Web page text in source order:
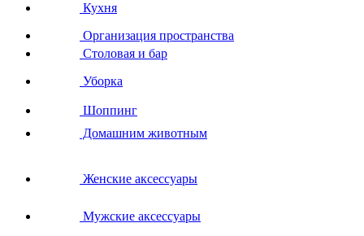
Кухня
Организация пространства
Столовая и бар
Уборка
Шоппинг
Домашним животным
Женские аксессуары
Мужские аксессуары